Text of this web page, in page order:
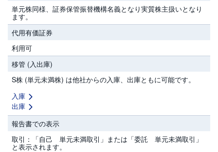
ロ
ボ
ア
ド
(
R
O
B
O
P
O
i
D
e
C
o
単元株同様、証券保管振替機構名義となり実質株主扱いとなり
ます。
代用有価証券
利用可
移管 (入出庫)
S株 (単元未満株) は他社からの入庫、出庫ともに可能です。
入庫
出庫
報告書での表示
取引：「自己 単元未満取引」または「委託 単元未満取引」
と表示されます。